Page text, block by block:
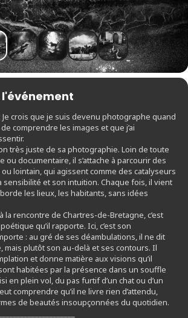
Je crois que je suis devenu photographe quand
de comprendre les images et que j’ai
très juste de sa photographie. Loin de toute
ou documentaire, il s’attache à parcourir des
lointain, qui agissent comme des catalyseurs
sensibilité et son intuition. Chaque fois, il vient
les lieux, les habitants, sans idées
la rencontre de Chartres-de-Bretagne, c’est
qu’il rapporte. Ici, c’est son
: au gré de ses déambulations, il ne dit
mais plutôt son au-delà et ses contours. Il
et donne matière aux visions qu’il
habitées par la présence dans un souffle
en plein vol, du pas furtif d’un chat ou d’un
comprendre qu’il ne livre rien d’attendu,
de beautés insoupçonnées du quotidien.